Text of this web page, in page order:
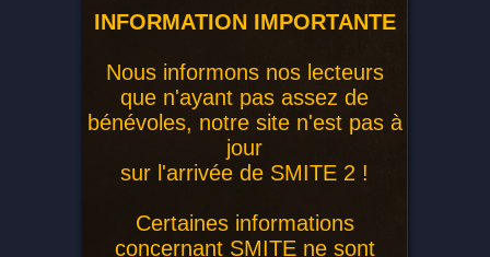
INFORMATION IMPORTANTE
Nous informons nos lecteurs
que n'ayant pas assez de
bénévoles, notre site n'est pas à
jour
sur l'arrivée de SMITE 2 !
Certaines informations
concernant SMITE ne sont